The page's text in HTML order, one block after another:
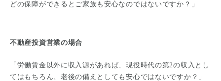
どの保障ができるとご家族も安心なのではないですか？」
不動産投資営業の場合
「労働賃金以外に収入源があれば、現役時代の第2の収入とし
てはもちろん、老後の備えとしても安心ではないですか？」